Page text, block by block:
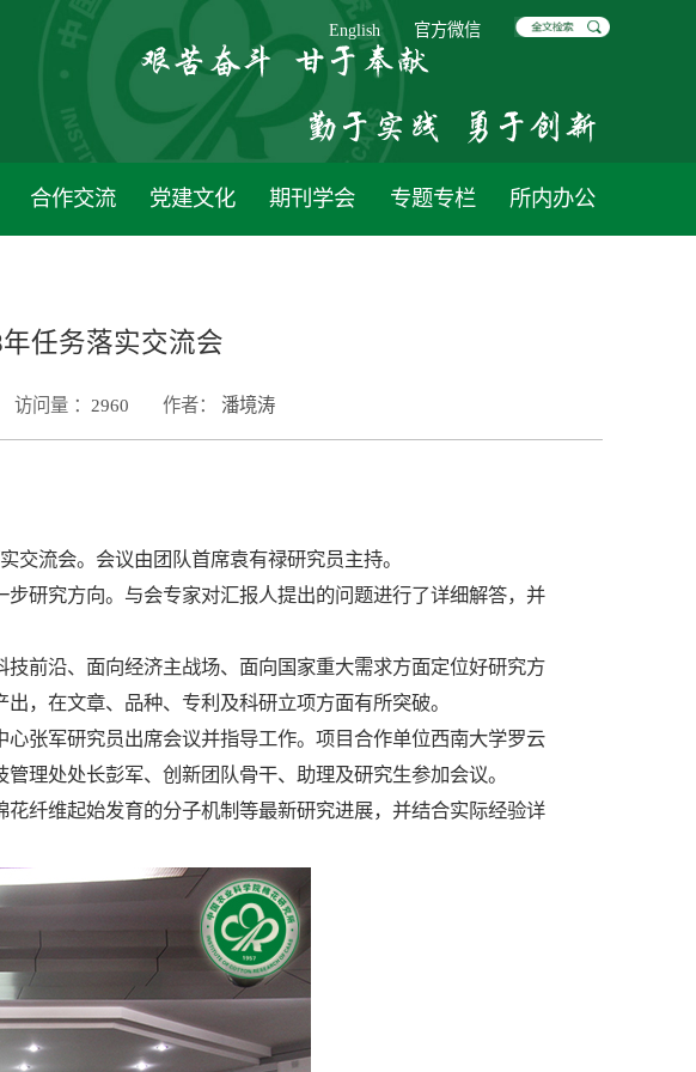
English 官方微信
合作交流 党建文化 期刊学会 专题专栏 所内办公
任务落实交流会
访问量 ： 2960 作者： 潘境涛
流会。会议由团队首席袁有禄研究员主持。
研究方向。与会专家对汇报人提出的问题进行了详细解答，并
前沿、面向经济主战场、面向国家重大需求方面定位好研究方
，在文章、品种、专利及科研立项方面有所突破。
张军研究员出席会议并指导工作。项目合作单位西南大学罗云
理处处长彭军、创新团队骨干、助理及研究生参加会议。
纤维起始发育的分子机制等最新研究进展，并结合实际经验详